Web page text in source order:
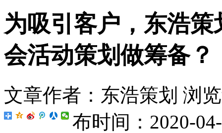
为吸引客户，东浩策
会活动策划做筹备？
文章作者：东浩策划 浏
布时间：2020-